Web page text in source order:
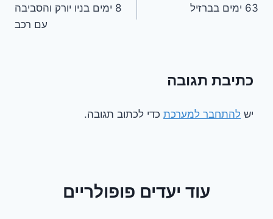
63 ימים בברזיל
8 ימים בניו יורק והסביבה
עם רכב
כתיבת תגובה
יש להתחבר למערכת כדי לכתוב תגובה.
עוד יעדים פופולריים